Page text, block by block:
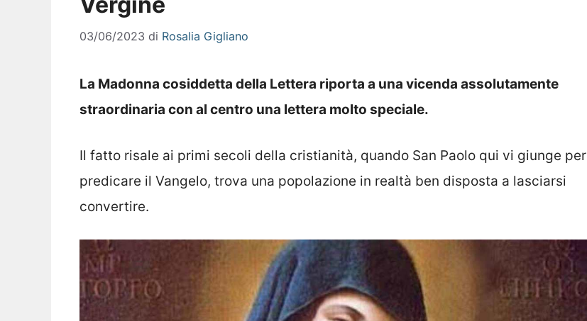
03/06/2023 di Rosalia Gigliano
La Madonna cosiddetta della Lettera riporta a una vicenda assolutamente
straordinaria con al centro una lettera molto speciale.
Il fatto risale ai primi secoli della cristianità, quando San Paolo qui vi giunge per
predicare il Vangelo, trova una popolazione in realtà ben disposta a lasciarsi
convertire.